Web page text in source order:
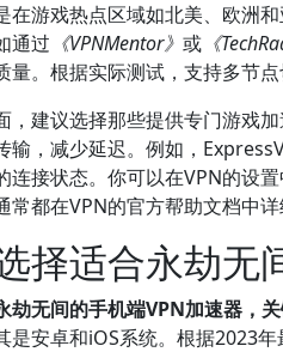
在游戏热点区域如北美、欧洲
通过 《VPNMentor》 或 《
量。根据实际测试，支持多节
，建议选择那些提供专门游戏
输，减少延迟。例如，
连接状态。你可以在VPN的设
常都在VPN的官方帮助文档中
择适合永劫无
劫无间的手机端VPN加速器，
是安卓和iOS系统。根据2023